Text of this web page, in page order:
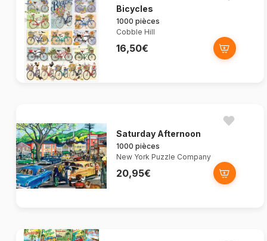
Bicycles
1000 pièces
Cobble Hill
16,50€
Saturday Afternoon
1000 pièces
New York Puzzle Company
20,95€